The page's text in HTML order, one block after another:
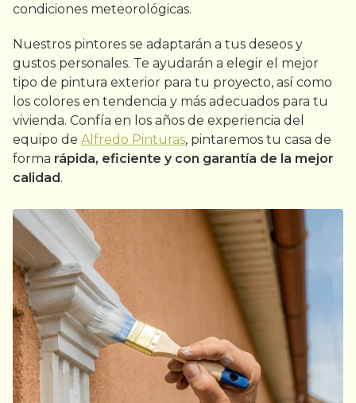
condiciones meteorológicas.
Nuestros pintores se adaptarán a tus deseos y
gustos personales. Te ayudarán a elegir el mejor
tipo de pintura exterior para tu proyecto, así como
los colores en tendencia y más adecuados para tu
vivienda. Confía en los años de experiencia del
equipo de Alfredo Pinturas, pintaremos tu casa de
forma rápida, eficiente y con garantía de la mejor
calidad.